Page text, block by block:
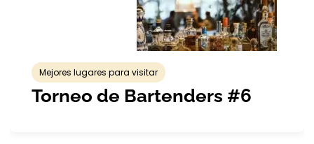
Mejores lugares para visitar
Torneo de Bartenders #6